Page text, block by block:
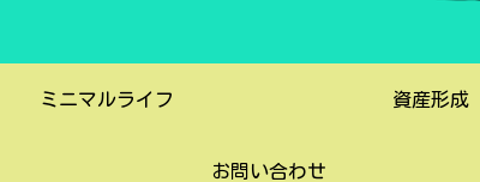
ミニマルライフ 資産形成
お問い合わせ